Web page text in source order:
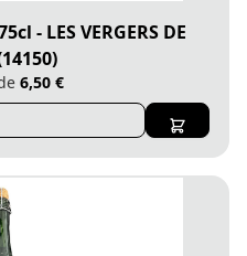
- LES VERGERS DE
6,50 €